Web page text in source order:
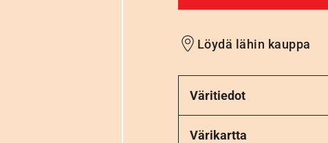
Löydä lähin kauppa
Väritiedot
Värikartta